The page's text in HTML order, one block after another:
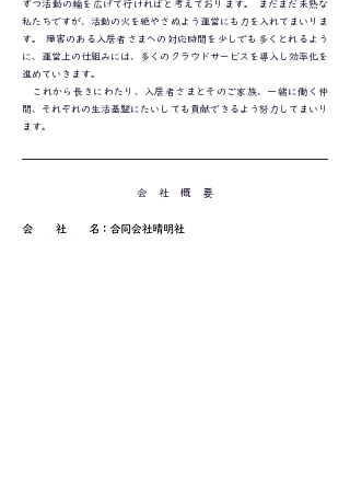
ずつ活動の輪を広げて行ければと考えております。 まだまだ未熟な
私たちですが、活動の火を絶やさぬよう運営にも力を入れてまいりま
す。 障害のある入居者さまへの対応時間を少しでも多くとれるよう
に、運営上の仕組みには、多くのクラウドサービスを導入し効率化を
進めていきます。
これから長きにわたり、入居者さまとそのご家族、一緒に働く仲
間、それぞれの生活基盤にたいしても貢献できるよう努力してまいり
ます。
会 社 概 要